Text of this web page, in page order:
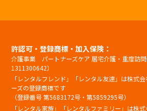
許認可・登録商標・加入保険：
介護事業 パートナーズケア 居宅介護・重度訪
1311300642）
「レンタルフレンド」「レンタル友達」は株式
ーズの登録商標です
（登録番号 第5683172号・第5859295号）
「レンタル家族」「レンタルファミリー」は株